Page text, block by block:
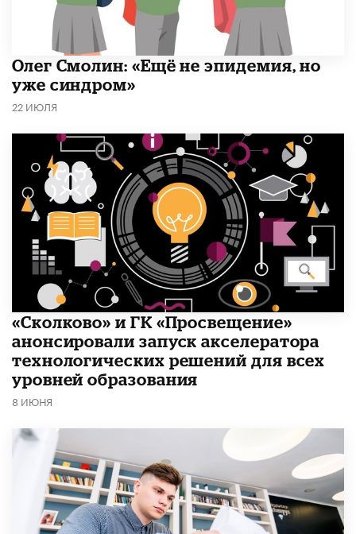
​Олег Смолин: «Ещё не эпидемия, но
уже синдром»
22 ИЮЛЯ
«Сколково» и ГК «Просвещение»
анонсировали запуск акселератора
технологических решений для всех
уровней образования
8 ИЮНЯ